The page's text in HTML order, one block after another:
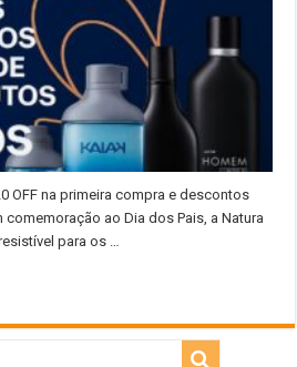
OFF na primeira compra e descontos
comemoração ao Dia dos Pais, a Natura
para os …